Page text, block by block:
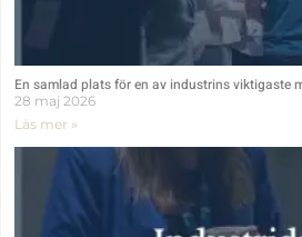
En samlad plats för en av industrins viktigaste
28 maj 2026
Läs mer »